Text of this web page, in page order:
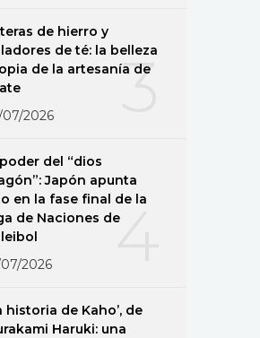
3
de hierro y
de té: la belleza
de la artesanía de
07/2026
4
del “dios
Japón apunta
en la fase final de la
de Naciones de
07/2026
historia de Kaho’, de
Haruki: una